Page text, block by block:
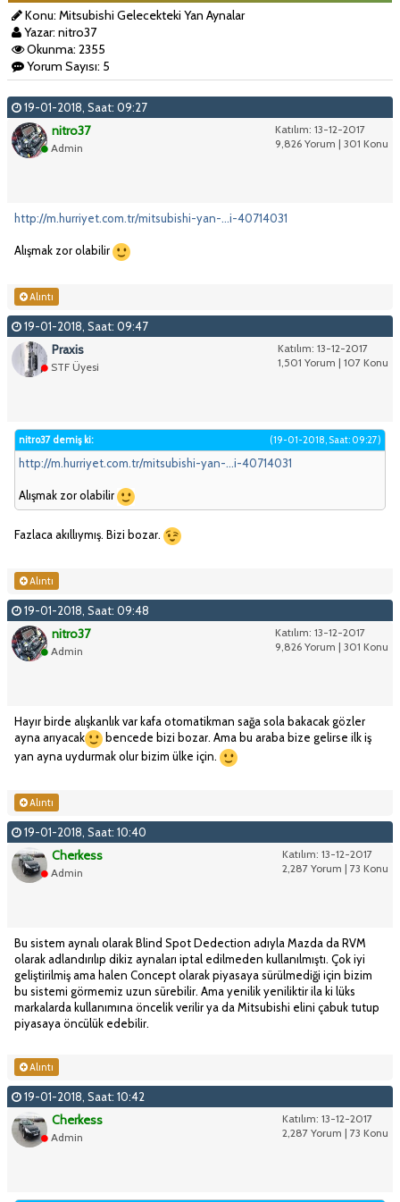
Konu: Mitsubishi Gelecekteki Yan Aynalar
Yazar: nitro37
Okunma: 2355
Yorum Sayısı: 5
19-01-2018, Saat: 09:27
Katılım: 13-12-2017
9,826 Yorum | 301 Konu
nitro37
Admin
http://m.hurriyet.com.tr/mitsubishi-yan-...i-40714031
Alışmak zor olabilir
Alıntı
19-01-2018, Saat: 09:47
Katılım: 13-12-2017
1,501 Yorum | 107 Konu
Praxis
STF Üyesi
(19-01-2018, Saat: 09:27)
nitro37 demiş ki:
http://m.hurriyet.com.tr/mitsubishi-yan-...i-40714031
Alışmak zor olabilir
Fazlaca akıllıymış. Bizi bozar.
Alıntı
19-01-2018, Saat: 09:48
Katılım: 13-12-2017
9,826 Yorum | 301 Konu
nitro37
Admin
Hayır birde alışkanlık var kafa otomatikman sağa sola bakacak gözler
ayna arıyacak
bencede bizi bozar. Ama bu araba bize gelirse ilk iş
yan ayna uydurmak olur bizim ülke için.
Alıntı
19-01-2018, Saat: 10:40
Katılım: 13-12-2017
2,287 Yorum | 73 Konu
Cherkess
Admin
Bu sistem aynalı olarak Blind Spot Dedection adıyla Mazda da RVM
olarak adlandırılıp dikiz aynaları iptal edilmeden kullanılmıştı. Çok iyi
geliştirilmiş ama halen Concept olarak piyasaya sürülmediği için bizim
bu sistemi görmemiz uzun sürebilir. Ama yenilik yeniliktir ila ki lüks
markalarda kullanımına öncelik verilir ya da Mitsubishi elini çabuk tutup
piyasaya öncülük edebilir.
Alıntı
19-01-2018, Saat: 10:42
Katılım: 13-12-2017
2,287 Yorum | 73 Konu
Cherkess
Admin